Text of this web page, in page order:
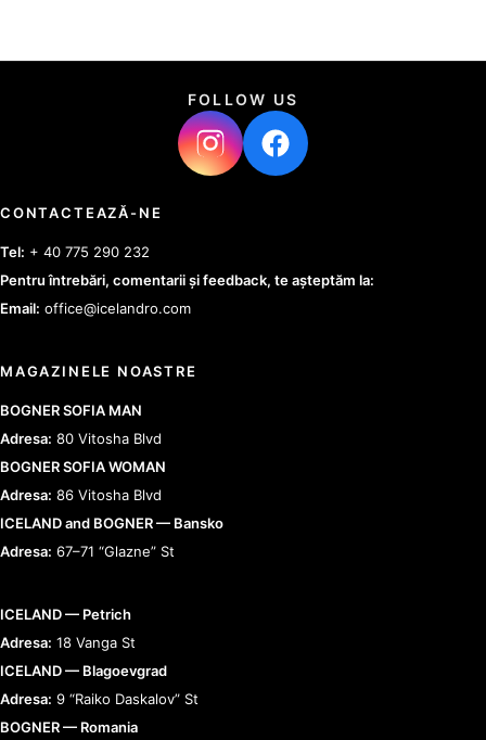
FOLLOW US
CONTACTEAZĂ-NE
Tel: + 40 775 290 232
Pentru întrebări, comentarii și feedback, te așteptăm la:
Email: office@icelandro.com
MAGAZINELE NOASTRE
BOGNER SOFIA MAN
Adresa: 80 Vitosha Blvd
BOGNER SOFIA WOMAN
Adresa: 86 Vitosha Blvd
ICELAND and BOGNER — Bansko
Adresa: 67–71 “Glazne” St
ICELAND — Petrich
Adresa: 18 Vanga St
ICELAND — Blagoevgrad
Adresa: 9 “Raiko Daskalov” St
BOGNER — Romania